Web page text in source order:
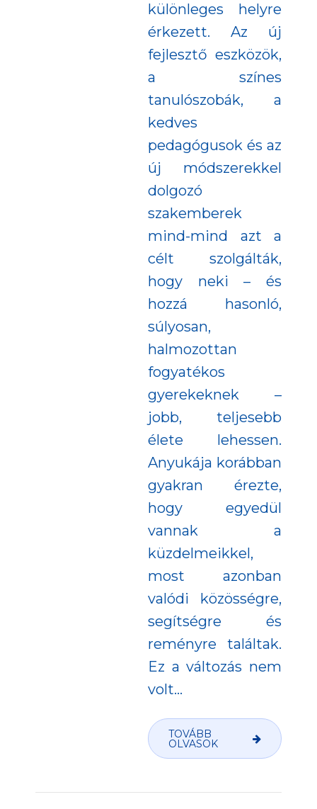
különleges helyre
érkezett. Az új
fejlesztő eszközök,
a színes
tanulószobák, a
kedves
pedagógusok és az
új módszerekkel
dolgozó
szakemberek
mind-mind azt a
célt szolgálták,
hogy neki – és
hozzá hasonló,
súlyosan,
halmozottan
fogyatékos
gyerekeknek –
jobb, teljesebb
élete lehessen.
Anyukája korábban
gyakran érezte,
hogy egyedül
vannak a
küzdelmeikkel,
most azonban
valódi közösségre,
segítségre és
reményre találtak.
Ez a változás nem
volt...
TOVÁBB
OLVASOK